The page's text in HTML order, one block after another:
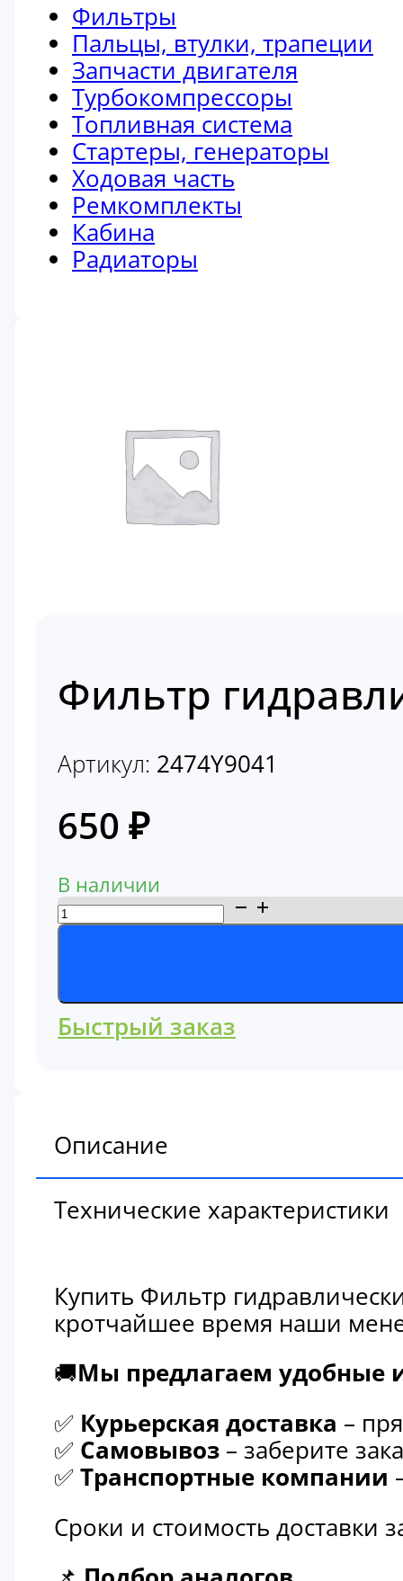
Фильтры
Пальцы, втулки, трапеции
Запчасти двигателя
Турбокомпрессоры
Топливная система
Стартеры, генераторы
Ходовая часть
Ремкомплекты
Кабина
Радиаторы
Фильтр
Артикул: 2474Y9041
650 ₽
В наличии
Количество
товара
гидравлический
2474Y9041
Быстрый заказ
Описание
Технические характеристики
Купить Фильтр
кротчайшее время наши
🚚Мы предлагаем удобные
✅ Курьерская доставка –
✅ Самовывоз – заберите
✅ Транспортные компании
Сроки и стоимость доставки